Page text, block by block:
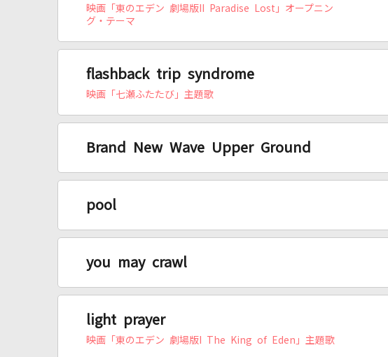
映画「東のエデン 劇場版II Paradise Lost」オープニン
グ・テーマ
flashback trip syndrome
映画「七瀬ふたたび」主題歌
Brand New Wave Upper Ground
pool
you may crawl
light prayer
映画「東のエデン 劇場版I The King of Eden」主題歌